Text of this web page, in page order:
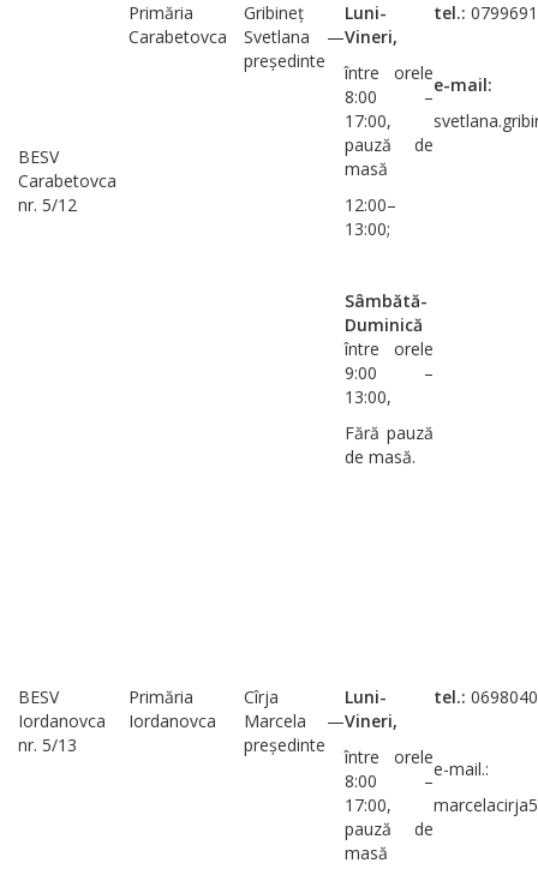
BESV
Carabetovca
nr. 5/12
Primăria
Carabetovca
Gribineț
Svetlana —
președinte
Luni-
Vineri,
între orele
8:00 –
17:00,
pauză de
masă
12:00–
13:00;
Sâmbătă-
Duminică
între orele
9:00 –
13:00,
Fără pauză
de masă.
tel.:
e-mail:
BESV
Iordanovca
nr. 5/13
Primăria
Iordanovca
Cîrja
Marcela —
președinte
Luni-
Vineri,
între orele
8:00 –
17:00,
pauză de
masă
tel.:
e-mail.: